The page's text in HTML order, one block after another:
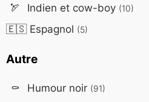
🏹 Indien et cow-boy (10)
🇪🇸Espagnol (5)
Autre
⚰️ Humour noir (91)